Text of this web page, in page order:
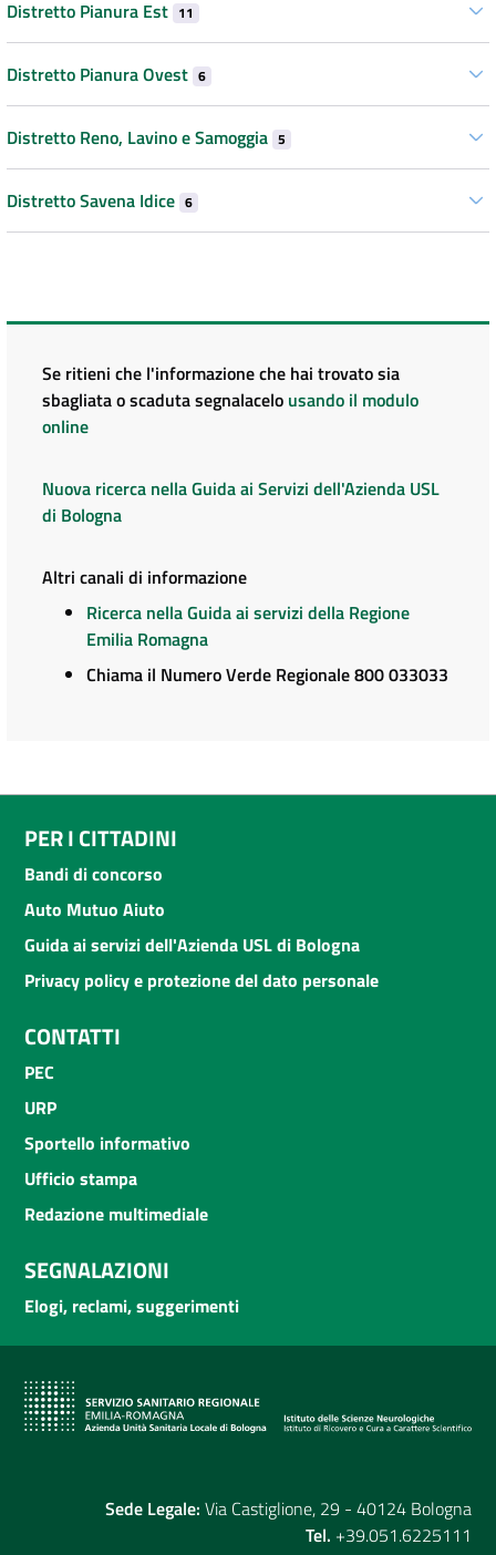
Distretto Pianura Est 11
Distretto Pianura Ovest 6
Distretto Reno, Lavino e Samoggia 5
Distretto Savena Idice 6
Se ritieni che l'informazione che hai trovato sia
sbagliata o scaduta segnalacelo usando il modulo
online
Nuova ricerca nella Guida ai Servizi dell'Azienda USL
di Bologna
Altri canali di informazione
Ricerca nella Guida ai servizi della Regione
Emilia Romagna
Chiama il Numero Verde Regionale 800 033033
PER I CITTADINI
Bandi di concorso
Auto Mutuo Aiuto
Guida ai servizi dell'Azienda USL di Bologna
Privacy policy e protezione del dato personale
CONTATTI
PEC
URP
Sportello informativo
Ufficio stampa
Redazione multimediale
SEGNALAZIONI
Elogi, reclami, suggerimenti
Sede Legale: Via Castiglione, 29 - 40124 Bologna
Tel. +39.051.6225111